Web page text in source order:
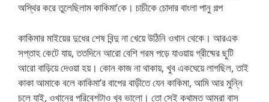
অস্থির করে তুলেছিলাম কাকিমা’কে। চাচীকে চোদার বাংলা পানু গল্প
কাকিমার মাইয়ের দুধের শেষ বিন্দু না খেয়ে উঠিনি ওখান থেকে। আরএক
সপ্তাহ কেটে যায়, ততদিনে আরো বেশি গরম পড়ে যাওয়ায় গ্রীষ্মের ছুটি
আরো বাড়িয়ে দেওয়া হয়। কোন কাজ না থাকায়, খুব একঘেয়ে লাগছিল, তাই
কাকা আমাকে বলে কাকিমা’র বাপের বাড়ীতে যেন কাকিমা, আমি আর মুন্নি
চলে যাই, ওখানের পরিবেশটাও খুব ভালো। তো সেই কথামত আমরা বাস